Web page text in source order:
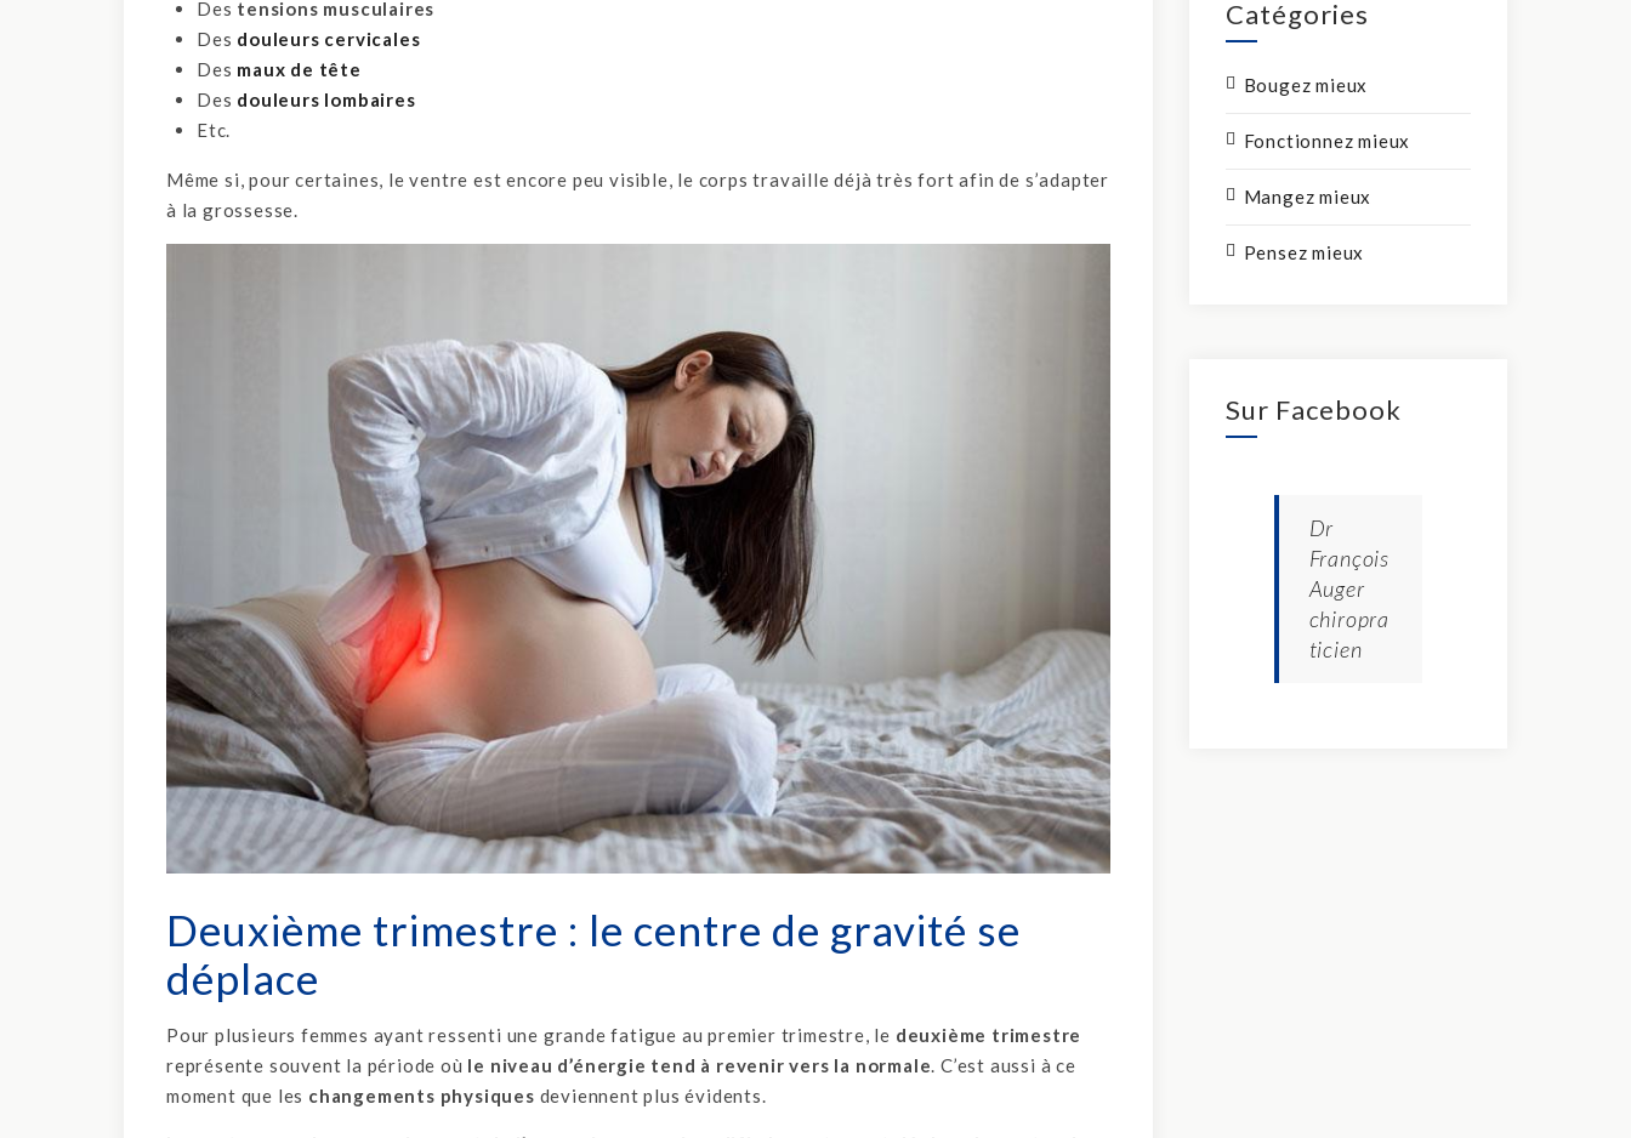
Des tensions musculaires
Des douleurs cervicales
Des maux de tête
Des douleurs lombaires
Etc.
Même si, pour certaines, le ventre est encore peu visible, le corps travaille déjà très fort afin de s’adapter
à la grossesse.
Deuxième trimestre : le centre de gravité se
déplace
Pour plusieurs femmes ayant ressenti une grande fatigue au premier trimestre, le deuxième trimestre
représente souvent la période où le niveau d’énergie tend à revenir vers la normale. C’est aussi à ce
moment que les changements physiques deviennent plus évidents.
Catégories
Bougez mieux
Fonctionnez mieux
Mangez mieux
Pensez mieux
Sur Facebook
Dr
François
Auger
chiropra
ticien